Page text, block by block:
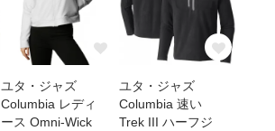
ユタ・ジャズ
Columbia レディ
ース Omni-Wick
ユタ・ジャズ
Columbia 速い
Trek III ハーフジ